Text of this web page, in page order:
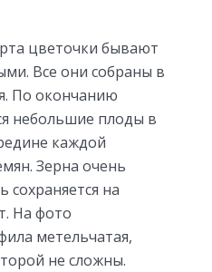
цветочки бывают
Все они собраны в
По окончанию
небольшие плоды в
каждой
Зерна очень
сохраняется на
На фото
метельчатая,
не сложны.